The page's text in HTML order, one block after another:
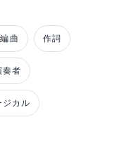
曲 作詞
奏者
ジカル